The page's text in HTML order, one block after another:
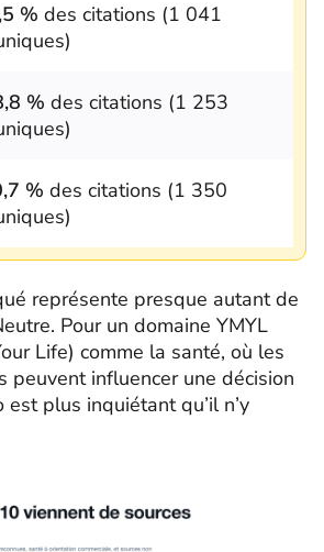
% des citations (1 041
% des citations (1 253
% des citations (1 350
représente presque autant de
Pour un domaine YMYL
Life) comme la santé, où les
peuvent influencer une décision
est plus inquiétant qu’il n’y